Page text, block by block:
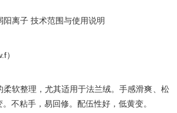
阳离子 技术范围与使用说明
）
柔软整理，尤其适用于法兰绒。手感滑爽、松
不粘手，易回修。配伍性好，低黄变。